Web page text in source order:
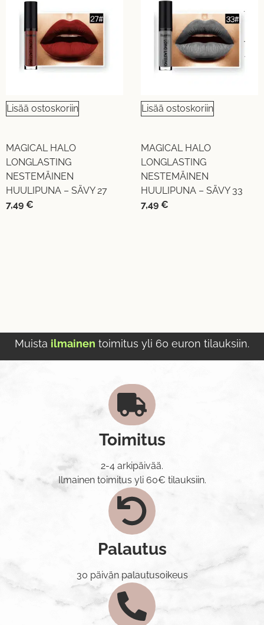
Lisää ostoskoriin
MAGICAL HALO
LONGLASTING
NESTEMÄINEN
HUULIPUNA – SÄVY 27
7,49 €
Lisää ostoskoriin
MAGICAL HALO
LONGLASTING
NESTEMÄINEN
HUULIPUNA – SÄVY 33
7,49 €
Muista ilmainen toimitus yli 60 euron tilauksiin.
Toimitus
2-4 arkipäivää.
Ilmainen toimitus yli 60€ tilauksiin.
Palautus
30 päivän palautusoikeus